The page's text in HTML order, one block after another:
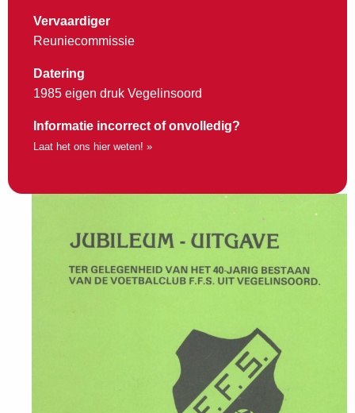
Vervaardiger
Reuniecommissie
Datering
1985 eigen druk Vegelinsoord
Informatie incorrect of onvolledig?
Laat het ons hier weten! »